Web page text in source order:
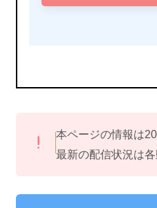
本ページの情報は
最新の配信状況は